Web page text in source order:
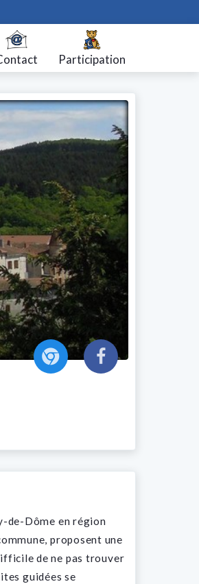
Participation
de-Dôme en région
proposent une
de ne pas trouver
guidées se